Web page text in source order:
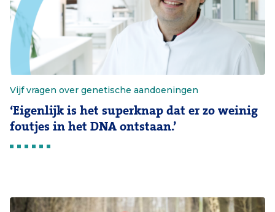
Vijf vragen over genetische aandoeningen
‘Eigenlijk is het superknap dat er zo weinig
foutjes in het DNA ontstaan.’